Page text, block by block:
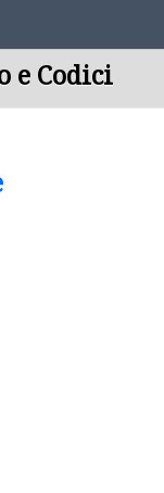
e Codici